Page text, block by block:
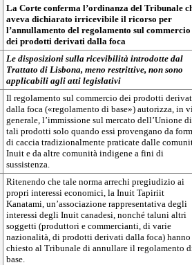
La Corte conferma l’ordinanza del Tribunale
aveva dichiarato irricevibile il ricorso per
l’annullamento del regolamento sul commercio
dei prodotti derivati dalla foca
Le disposizioni sulla ricevibilità introdotte dal
Trattato di Lisbona, meno restrittive, non sono
applicabili agli atti legislativi
Il regolamento sul commercio dei prodotti
dalla foca («regolamento di base») autorizza, in
generale, l’immissione sul mercato dell’Unione di
tali prodotti solo quando essi provengano da
di caccia tradizionalmente praticate dalle
Inuit e da altre comunità indigene a fini di
sussistenza.
Ritenendo che tale norma arrechi pregiudizio ai
propri interessi economici, la Inuit Tapiriit
Kanatami, un’associazione rappresentativa degli
interessi degli Inuit canadesi, nonché taluni altri
soggetti (produttori e commercianti, di varie
nazionalità, di prodotti derivati dalla foca) hanno
chiesto al Tribunale di annullare il regolamento
base.